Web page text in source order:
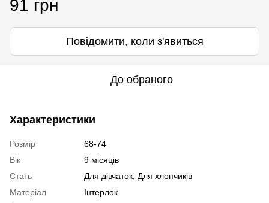
91 грн
Повідомити, коли з'явиться
До обраного
Характеристики
Розмір
68-74
Вік
9 місяців
Стать
Для дівчаток, Для хлопчиків
Матеріал
Інтерлок